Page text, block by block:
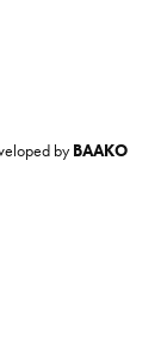
byBAAKO